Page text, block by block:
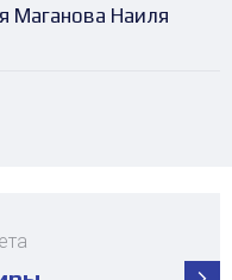
Маганова Наиля